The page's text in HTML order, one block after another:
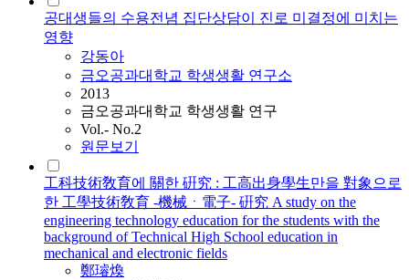
공대생들의 수용전념 집단상담이 진로 미결정에 미치는
영향
강동아
금오공과대학교 학생생활 연구소
2013
금오공과대학교 학생생활 연구
Vol.- No.2
원문보기
工科技術敎育에 關한 硏究 : 工高出身學生만을 對象으로
한 工學技術敎育 -機械ㆍ電子- 硏究 A study on the
engineering technology education for the students with the
background of Technical High School education in
mechanical and electronic fields
鄭璿煥